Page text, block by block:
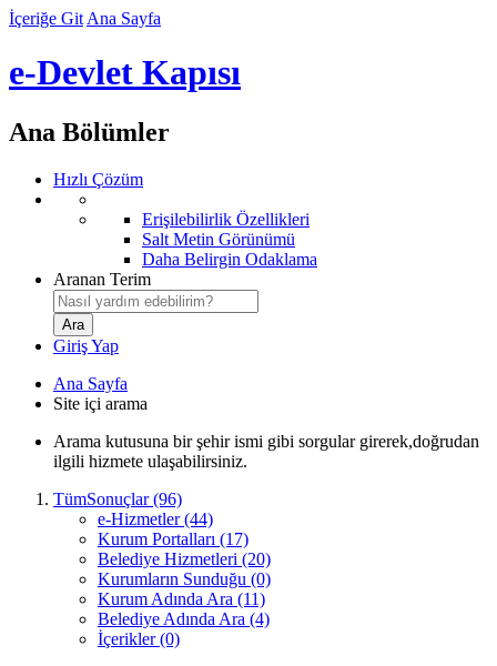
İçeriğe Git Ana Sayfa
e-Devlet Kapısı
Ana Bölümler
Hızlı Çözüm
Erişilebilirlik Özellikleri
Salt Metin Görünümü
Daha Belirgin Odaklama
Aranan Terim
Giriş Yap
Ana Sayfa
Site içi arama
Arama kutusuna bir şehir ismi gibi sorgular girerek,doğrudan
ilgili hizmete ulaşabilirsiniz.
TümSonuçlar (96)
e-Hizmetler (44)
Kurum Portalları (17)
Belediye Hizmetleri (20)
Kurumların Sunduğu (0)
Kurum Adında Ara (11)
Belediye Adında Ara (4)
İçerikler (0)